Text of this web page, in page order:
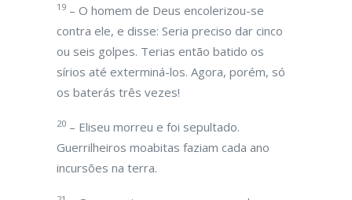
19 – O homem de Deus encolerizou-se
contra ele, e disse: Seria preciso dar cinco
ou seis golpes. Terias então batido os
sírios até exterminá-los. Agora, porém, só
os baterás três vezes!
20 – Eliseu morreu e foi sepultado.
Guerrilheiros moabitas faziam cada ano
incursões na terra.